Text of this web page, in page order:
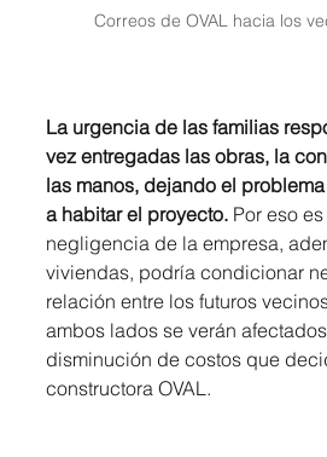
Correos de OVAL hacia los
La urgencia de las familias
vez entregadas las obras, la
las manos, dejando el
a habitar el proyecto. Por eso
negligencia de la empresa,
viviendas, podría condicionar
relación entre los futuros
ambos lados se verán
disminución de costos que
constructora OVAL.